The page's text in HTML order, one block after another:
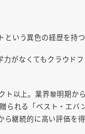
いう異色の経歴を持つ
がなくてもクラウド
以上。業界黎明期
れる「ベスト・エバ
継続的に高い評価を得